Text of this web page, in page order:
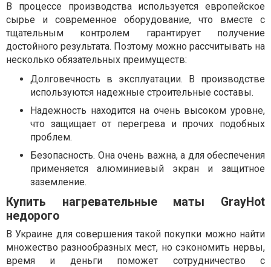
В процессе производства используется европейское
сырье и современное оборудование, что вместе с
тщательным контролем гарантирует получение
достойного результата. Поэтому можно рассчитывать на
несколько обязательных преимуществ:
Долговечность в эксплуатации. В производстве
используются надежные строительные составы.
Надежность находится на очень высоком уровне,
что защищает от перегрева и прочих подобных
проблем.
Безопасность. Она очень важна, а для обеспечения
применяется алюминиевый экран и защитное
заземление.
Купить нагревательные маты GrayHot
недорого
В Украине для совершения такой покупки можно найти
множество разнообразных мест, но сэкономить нервы,
время и деньги поможет сотрудничество с